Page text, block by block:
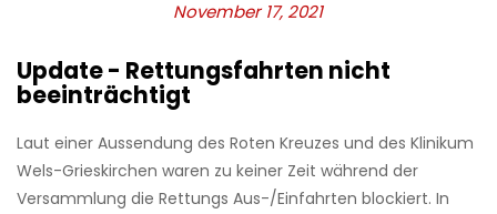
November 17, 2021
Update - Rettungsfahrten nicht
beeinträchtigt
Laut einer Aussendung des Roten Kreuzes und des Klinikum
Wels-Grieskirchen waren zu keiner Zeit während der
Versammlung die Rettungs Aus-/Einfahrten blockiert. In